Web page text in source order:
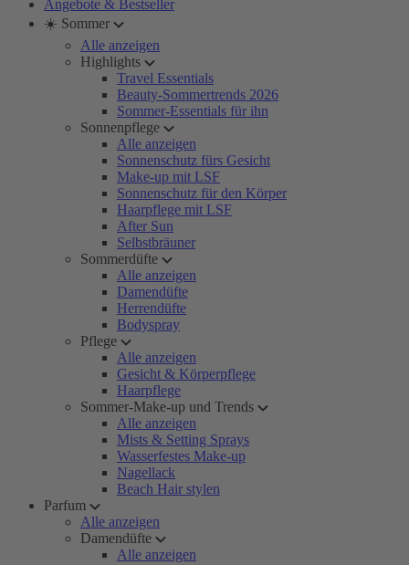
Angebote & Bestseller
☀️ Sommer
Alle anzeigen
Highlights
Travel Essentials
Beauty-Sommertrends 2026
Sommer-Essentials für ihn
Sonnenpflege
Alle anzeigen
Sonnenschutz fürs Gesicht
Make-up mit LSF
Sonnenschutz für den Körper
Haarpflege mit LSF
After Sun
Selbstbräuner
Sommerdüfte
Alle anzeigen
Damendüfte
Herrendüfte
Bodyspray
Pflege
Alle anzeigen
Gesicht & Körperpflege
Haarpflege
Sommer-Make-up und Trends
Alle anzeigen
Mists & Setting Sprays
Wasserfestes Make-up
Nagellack
Beach Hair stylen
Parfum
Alle anzeigen
Damendüfte
Alle anzeigen